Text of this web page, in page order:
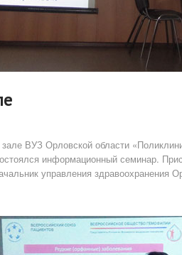
ВУЗ Орловской области
информационный семинар.
управления здравоохранения